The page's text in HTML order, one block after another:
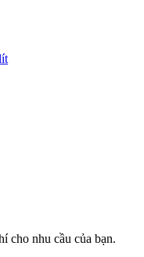
cho nhu cầu của bạn.